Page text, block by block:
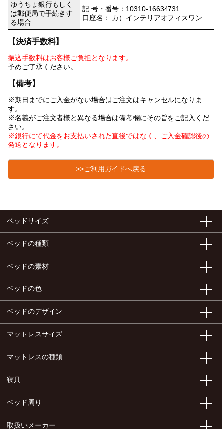
ゆうちょ銀行もしく
は郵便局で手続きす
る場合
記 号・番号：10310-16634731
口座名： カ）インテリアオフィスワン
決済手数料
振込手数料はお客様ご負担となります。
予めご了承ください。
備考
※期日までにご入金がない場合はご注文はキャンセルになりま
す。
※名義がご注文者様と異なる場合は備考欄にその旨をご記入くだ
さい。
※銀行にて代金をお支払いされた直後ではなく、ご入金確認後の
発送となります。
>>ご利用ガイドへ戻る
ベッドサイズ
ベッドの種類
ベッドの素材
ベッドの色
ベッドのデザイン
マットレスサイズ
マットレスの種類
寝具
ベッド周り
取扱いメーカー